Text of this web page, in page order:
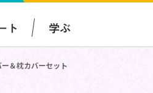
ト 学ぶ
＆枕カバーセット